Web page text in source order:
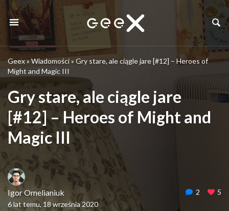
Geex»Wiadomości» Gry stare, ale ciągle jare [#12] – Heroes of
Might and Magic III
Gry stare, ale ciągle jare
[#12] – Heroes of Might and
Magic III
Igor Omelianiuk
6 lat temu, 18 września 2020
2 5